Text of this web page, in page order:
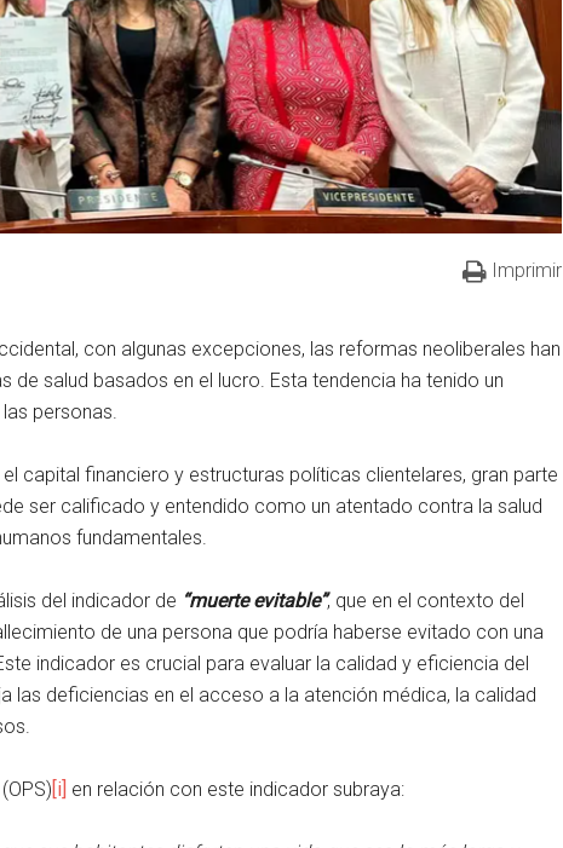
Imprimir
con algunas excepciones, las reformas neoliberales han
de salud basados en el lucro. Esta tendencia ha tenido un
personas.
capital financiero y estructuras políticas clientelares, gran parte
ser calificado y entendido como un atentado contra la salud
fundamentales.
del indicador de “muerte evitable”, que en el contexto del
de una persona que podría haberse evitado con una
indicador es crucial para evaluar la calidad y eficiencia del
las deficiencias en el acceso a la atención médica, la calidad
[i] en relación con este indicador subraya: